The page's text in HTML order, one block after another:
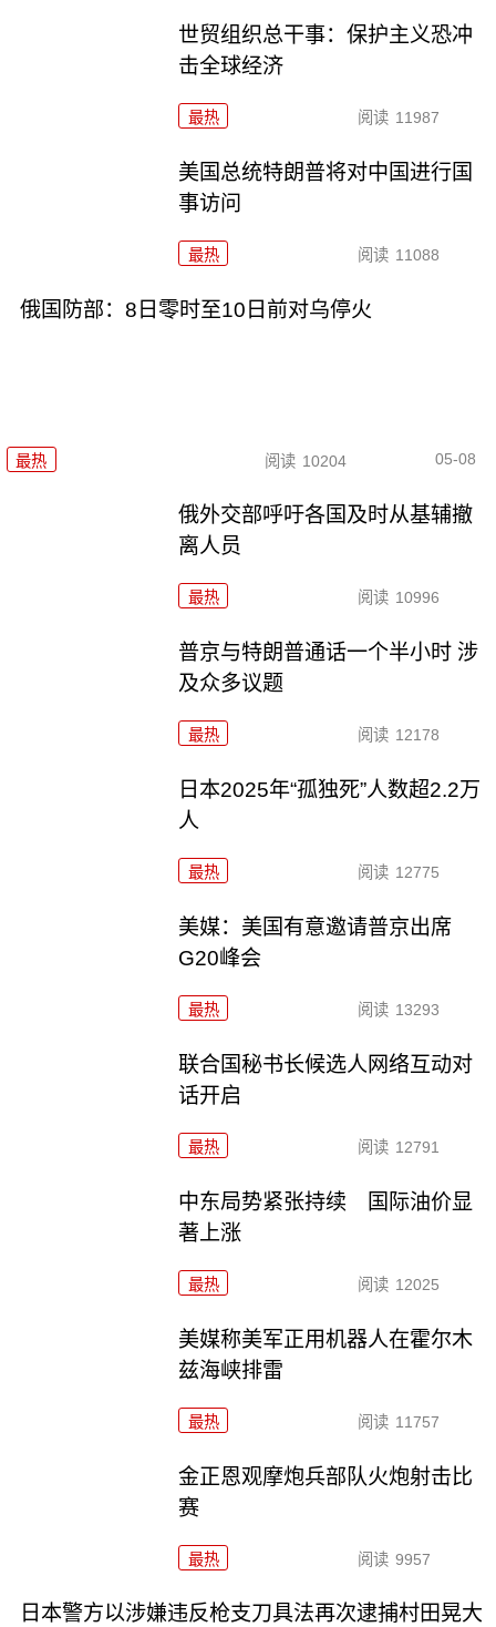
世贸组织总干事：保护主义恐冲
击全球经济
最热 阅读 11987
美国总统特朗普将对中国进行国
事访问
最热 阅读 11088
俄国防部：8日零时至10日前对乌停火
最热 阅读 10204 05-08
俄外交部呼吁各国及时从基辅撤
离人员
最热 阅读 10996
普京与特朗普通话一个半小时 涉
及众多议题
最热 阅读 12178
日本2025年“孤独死”人数超2.2万
人
最热 阅读 12775
美媒：美国有意邀请普京出席
G20峰会
最热 阅读 13293
联合国秘书长候选人网络互动对
话开启
最热 阅读 12791
中东局势紧张持续 国际油价显
著上涨
最热 阅读 12025
美媒称美军正用机器人在霍尔木
兹海峡排雷
最热 阅读 11757
金正恩观摩炮兵部队火炮射击比
赛
最热 阅读 9957
日本警方以涉嫌违反枪支刀具法再次逮捕村田晃大